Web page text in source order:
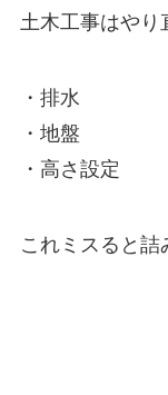
土木工事はやり
・排水
・地盤
・高さ設定
これミスると詰